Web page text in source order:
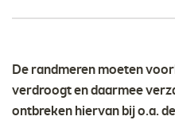
De randmeren moeten
verdroogt en daarmee
ontbreken hiervan bij o.a.